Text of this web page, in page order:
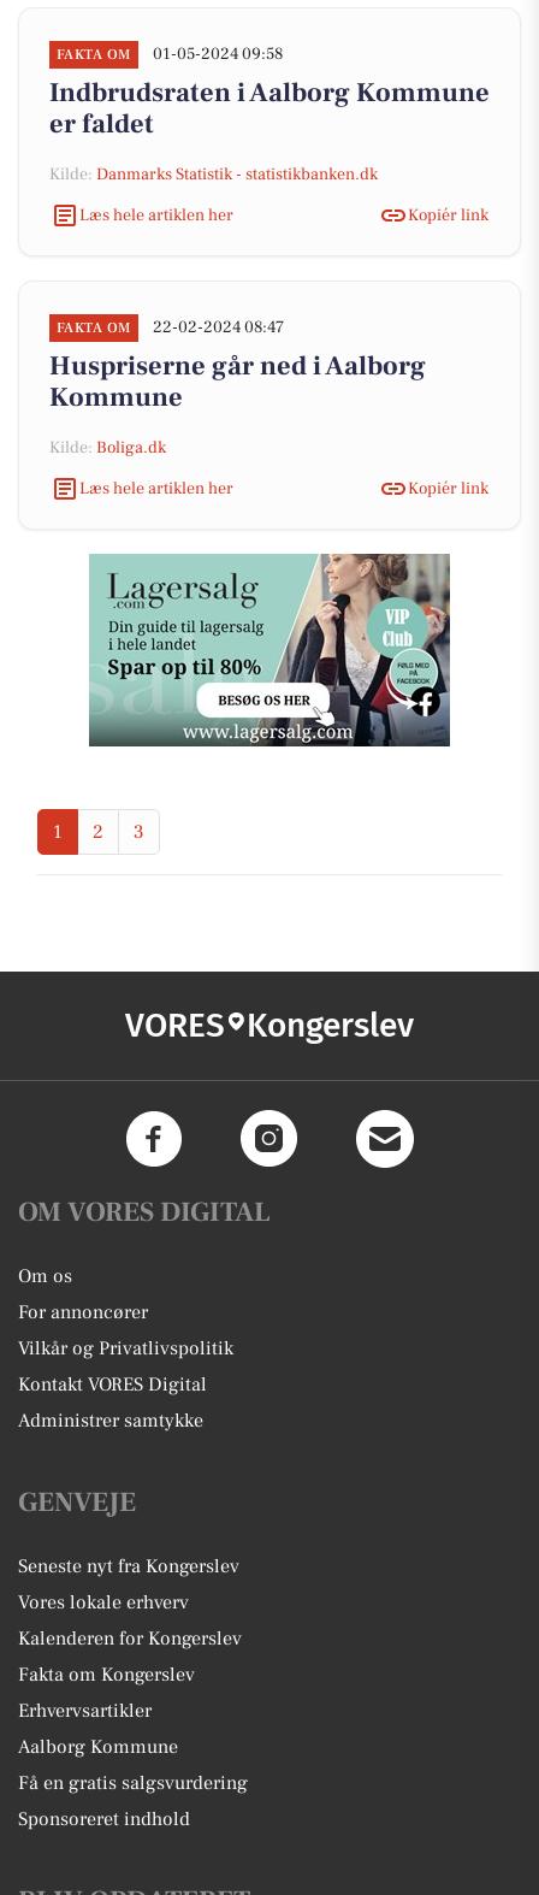
FAKTA OM 01-05-2024 09:58
Indbrudsraten i Aalborg Kommune
er faldet
Kilde: Danmarks Statistik - statistikbanken.dk
Læs hele artiklen her
Kopiér link
FAKTA OM 22-02-2024 08:47
Huspriserne går ned i Aalborg
Kommune
Kilde: Boliga.dk
Læs hele artiklen her
Kopiér link
1 2 3
VORES Kongerslev
OM VORES DIGITAL
Om os
For annoncører
Vilkår og Privatlivspolitik
Kontakt VORES Digital
Administrer samtykke
GENVEJE
Seneste nyt fra Kongerslev
Vores lokale erhverv
Kalenderen for Kongerslev
Fakta om Kongerslev
Erhvervsartikler
Aalborg Kommune
Få en gratis salgsvurdering
Sponsoreret indhold